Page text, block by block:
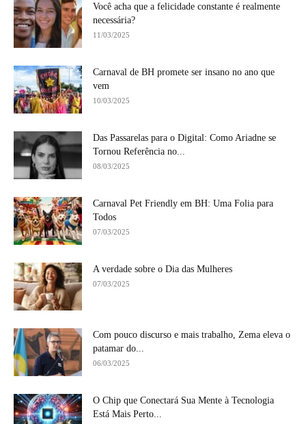
Você acha que a felicidade constante é realmente
necessária?
11/03/2025
Carnaval de BH promete ser insano no ano que
vem
10/03/2025
Das Passarelas para o Digital: Como Ariadne se
Tornou Referência no...
08/03/2025
Carnaval Pet Friendly em BH: Uma Folia para
Todos
07/03/2025
A verdade sobre o Dia das Mulheres
07/03/2025
Com pouco discurso e mais trabalho, Zema eleva o
patamar do...
06/03/2025
O Chip que Conectará Sua Mente à Tecnologia
Está Mais Perto...